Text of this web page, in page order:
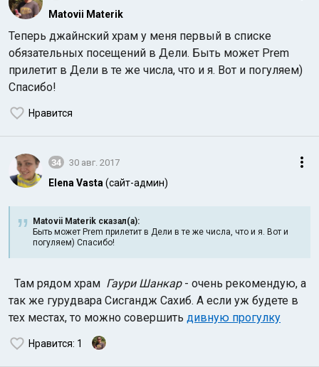
Matovii Materik
Теперь джайнский храм у меня первый в списке
обязательных посещений в Дели. Быть может Prem
прилетит в Дели в те же числа, что и я. Вот и погуляем)
Спасибо!
Нравится
34 30 авг. 2017
Elena Vasta (сайт-админ)
Matovii Materik сказал(а):
Быть может Prem прилетит в Дели в те же числа, что и я. Вот и
погуляем) Спасибо!
Там рядом храм Гаури Шанкар- очень рекомендую, а
так же гурудвара Сисгандж Сахиб. А если уж будете в
тех местах, то можно совершить дивную прогулку
Нравится: 1